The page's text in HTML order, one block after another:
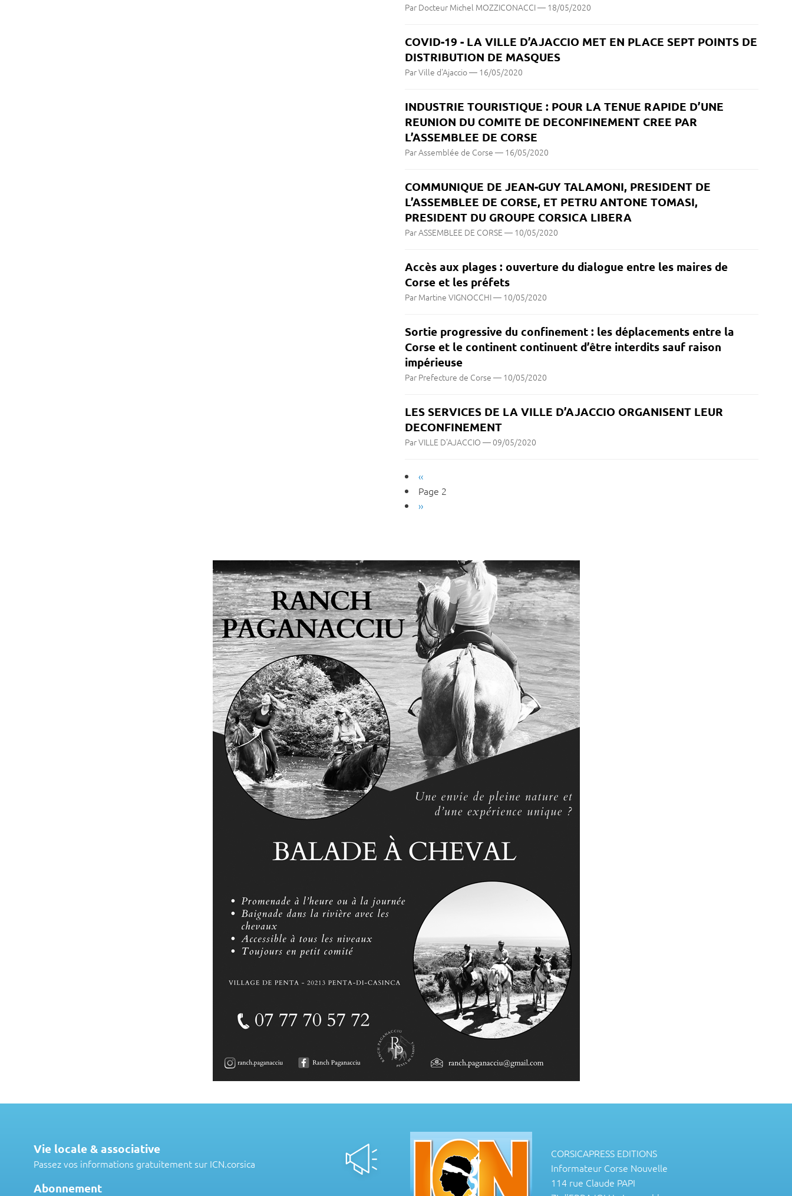
Par Docteur Michel MOZZICONACCI— 18/05/2020
COVID-19 - LA VILLE D’AJACCIO MET EN PLACE SEPT POINTS DE
DISTRIBUTION DE MASQUES
Par Ville d'Ajaccio— 16/05/2020
INDUSTRIE TOURISTIQUE : POUR LA TENUE RAPIDE D’UNE
REUNION DU COMITE DE DECONFINEMENT CREE PAR
L’ASSEMBLEE DE CORSE
Par Assemblée de Corse — 16/05/2020
COMMUNIQUE DE JEAN-GUY TALAMONI, PRESIDENT DE
L’ASSEMBLEE DE CORSE, ET PETRU ANTONE TOMASI,
PRESIDENT DU GROUPE CORSICA LIBERA
Par ASSEMBLEE DE CORSE — 10/05/2020
Accès aux plages : ouverture du dialogue entre les maires de
Corse et les préfets
Par Martine VIGNOCCHI— 10/05/2020
Sortie progressive du confinement : les déplacements entre la
Corse et le continent continuent d’être interdits sauf raison
impérieuse
Par Prefecture de Corse — 10/05/2020
LES SERVICES DE LA VILLE D’AJACCIO ORGANISENT LEUR
DECONFINEMENT
Par VILLE D'AJACCIO — 09/05/2020
Pagination
Page
précédente
‹‹
Page 2
Page
››
Vie locale & associative
Passez vos informations gratuitement sur ICN.corsica
Abonnement
CORSICAPRESS EDITIONS
Informateur Corse Nouvelle
114 rue Claude PAPI